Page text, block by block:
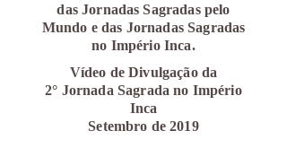
das Jornadas Sagradas pelo
Mundo e das Jornadas Sagradas
no Império Inca.
Vídeo de Divulgação da
2° Jornada Sagrada no Império
Inca
Setembro de 2019